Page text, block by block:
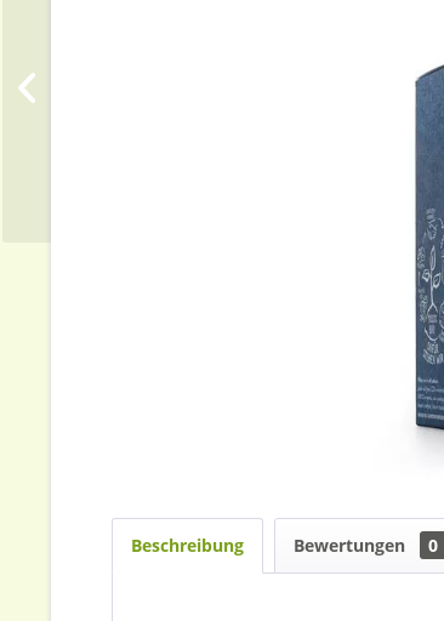
Beschreibung Bewertungen 0